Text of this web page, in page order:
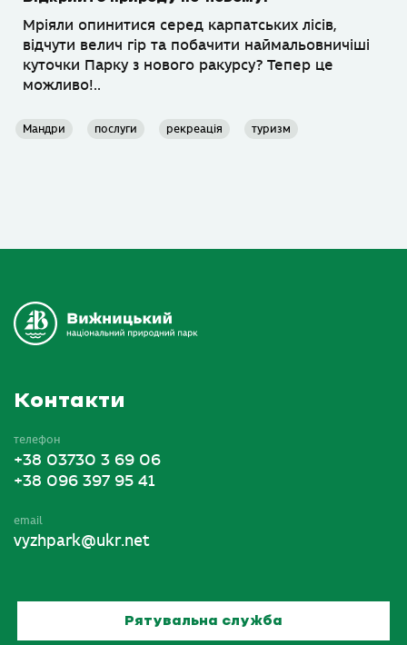
Мріяли опинитися серед карпатських лісів,
відчути велич гір та побачити наймальовничіші
куточки Парку з нового ракурсу? Тепер це
можливо!..
Мандри послуги рекреація туризм
Контакти
телефон
+38 03730 3 69 06
+38 096 397 95 41
email
vyzhpark@ukr.net
Рятувальна служба